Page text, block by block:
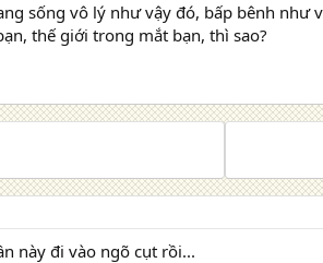
sống vô lý như vậy đó, bấp bênh như
thế giới trong mắt bạn, thì sao?
này đi vào ngõ cụt rồi...